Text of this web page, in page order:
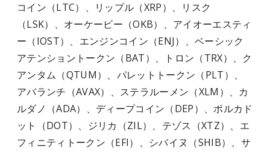
コイン（LTC）、リップル（XRP）、リスク
（LSK）、オーケービー（OKB）、アイオーエスティ
ー（IOST）、エンジンコイン（ENJ）、ベーシック
アテンショントークン（BAT）、トロン（TRX）、ク
アンタム（QTUM）、パレットトークン（PLT）、
アバランチ（AVAX）、ステラルーメン（XLM）、カ
ルダノ（ADA）、ディープコイン（DEP）、ポルカド
ット（DOT）、ジリカ（ZIL）、テゾス（XTZ）、エ
フィニティトークン（EFI）、シバイヌ（SHIB）、サ